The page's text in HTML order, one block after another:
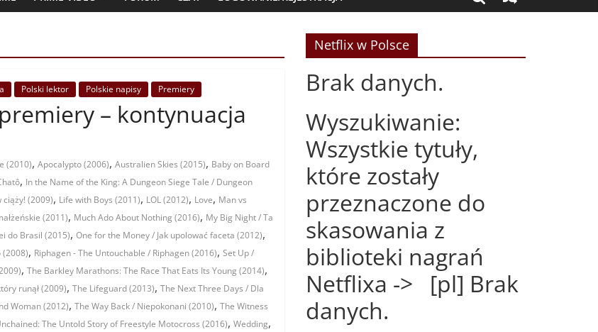
Polski lektor Polskie napisy Premiery
– kontynuacja
(2010), Apocalypto (2006), Australien Skies (2015), Baby on Board
, In the Name of the King: A Dungeon Siege Tale / Dungeon
ciąży! (2009), Life with Boys (2011), LOL (2012), Love, Man vs
(2011), Much Ado About Nothing (2016), My Big Night / Ta
do Brasil (2015), One for the Money / Jak upolować faceta (2012),
(2008), Riphagen - The Untouchable / Riphagen (2016), Set Up /
, The Barkley Marathons: The Race That Eats Its Young (2014),
runął (2009), The Lifeguard (2013), The Next Three Days / Dla
Woman (2012), The Way Back / Niepokonani (2010), The Witness
The Untold Story of Freestyle Motocross (2016), Wedding,
Netflix w Polsce
Brak danych.
Wyszukiwanie:
Wszystkie tytuły,
które zostały
przeznaczone do
skasowania z
biblioteki nagrań
Netflixa -> [pl] Brak
danych.